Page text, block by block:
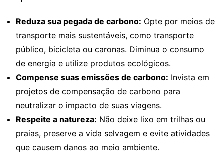
Reduza sua pegada de carbono: Opte por meios de
transporte mais sustentáveis, como transporte
público, bicicleta ou caronas. Diminua o consumo
de energia e utilize produtos ecológicos.
Compense suas emissões de carbono: Invista em
projetos de compensação de carbono para
neutralizar o impacto de suas viagens.
Respeite a natureza: Não deixe lixo em trilhas ou
praias, preserve a vida selvagem e evite atividades
que causem danos ao meio ambiente.